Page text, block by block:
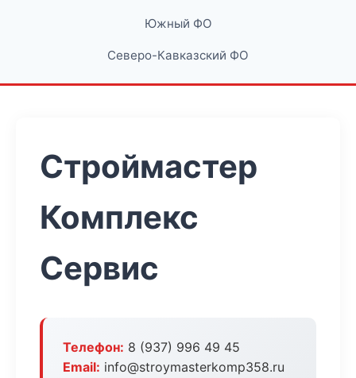
Южный ФО
Северо-Кавказский ФО
Строймастер
Комплекс
Сервис
Телефон: 8 (937) 996 49 45
Email: info@stroymasterkomp358.ru